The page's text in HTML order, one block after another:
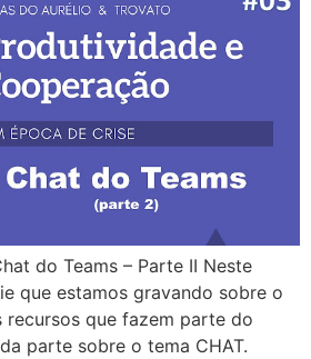
do Teams – Parte II Neste
que estamos gravando sobre o
recursos que fazem parte do
parte sobre o tema CHAT.